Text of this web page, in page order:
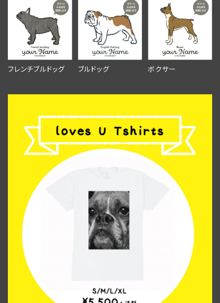
フレンチブルドッグ ブルドッグ ボクサー